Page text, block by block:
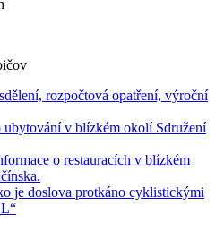
rozpočtová opatření, výroční
ubytování v blízkém okolí Sdružení
o restauracích v blízkém
je doslova protkáno cyklistickými